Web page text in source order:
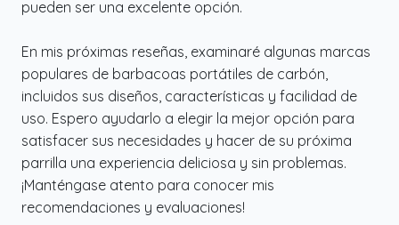
pueden ser una excelente opción.
En mis próximas reseñas, examinaré algunas marcas
populares de barbacoas portátiles de carbón,
incluidos sus diseños, características y facilidad de
uso. Espero ayudarlo a elegir la mejor opción para
satisfacer sus necesidades y hacer de su próxima
parrilla una experiencia deliciosa y sin problemas.
¡Manténgase atento para conocer mis
recomendaciones y evaluaciones!